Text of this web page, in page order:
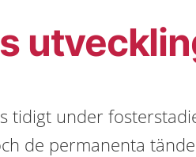
tidigt under
de permanenta